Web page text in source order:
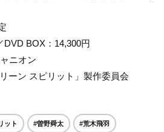
DVD BOX：14,300円
ニオン
ーン スピリット」製作委員会
ット #曽野舜太 #荒木飛羽